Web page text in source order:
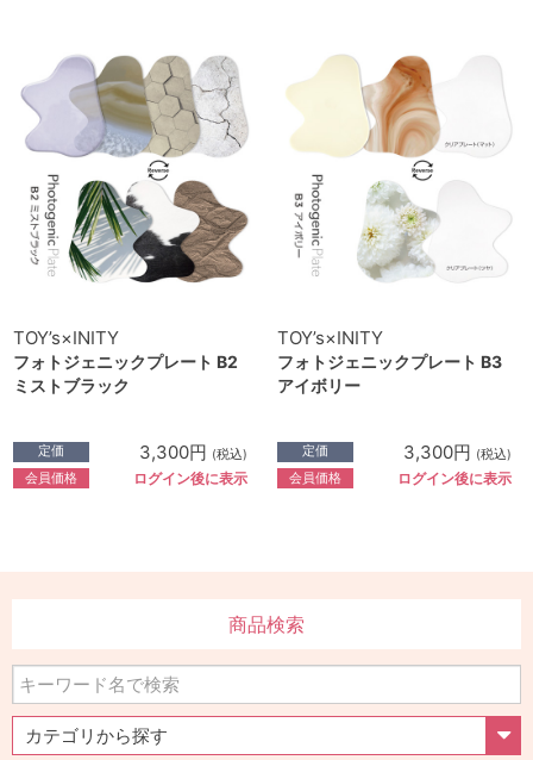
TOY’s×INITY
フォトジェニックプレート B2
ミストブラック
定価 3,300円 (税込)
会員価格 ログイン後に表示
TOY’s×INITY
フォトジェニックプレート B3
アイボリー
定価 3,300円 (税込)
会員価格 ログイン後に表示
商品検索